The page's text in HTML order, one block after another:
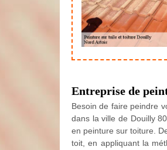
Entreprise de
Besoin de faire peindre
dans la ville de Douilly
en peinture sur toiture.
toit, en appliquant la